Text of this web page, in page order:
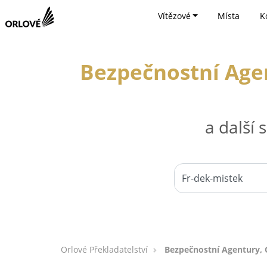
Vítězové Místa
Bezpečnostní
a další
Orlové Překladatelství Bezpečnostní Agentury,